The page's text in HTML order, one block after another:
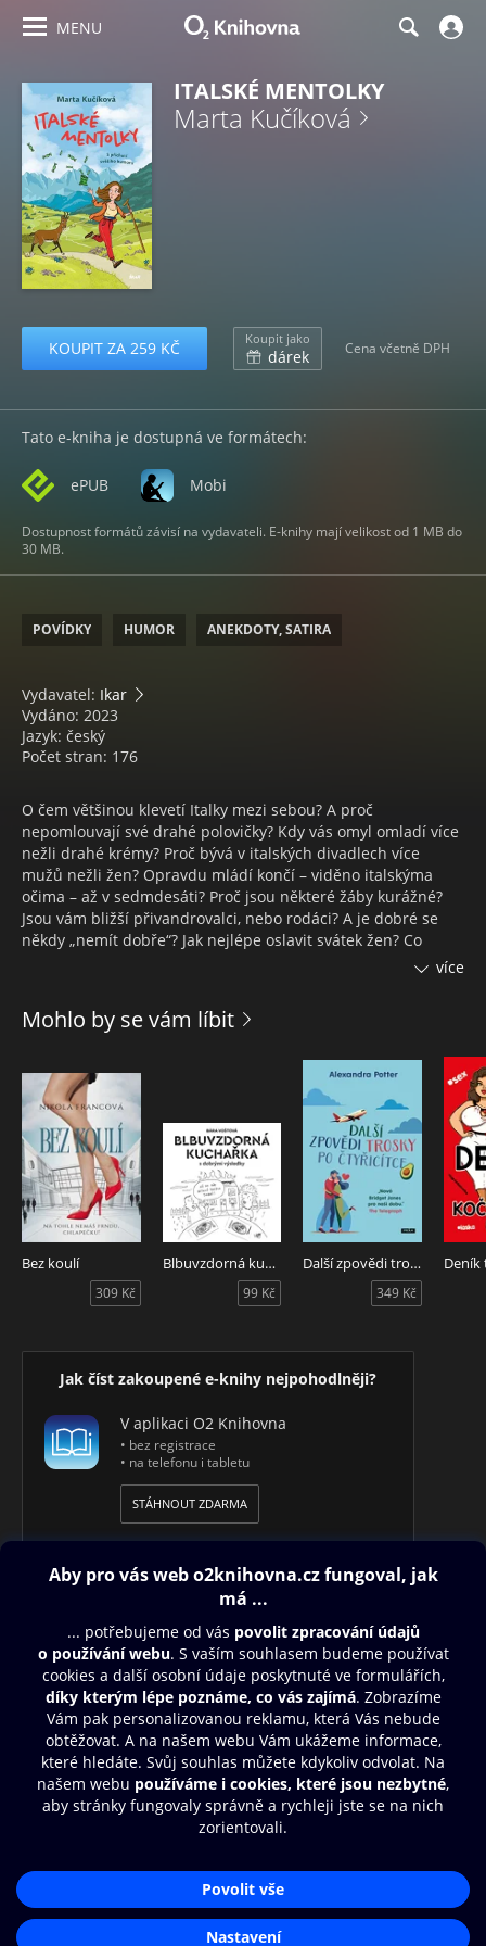
MENU
ITALSKÉ MENTOLKY
Marta Kučíková
KOUPIT ZA 259 KČ Koupit jako
dárek Cena včetně DPH
Tato e-kniha je dostupná ve formátech:
ePUB Mobi
Dostupnost formátů závisí na vydavateli. E-knihy mají velikost od 1 MB do
30 MB.
POVÍDKY HUMOR ANEKDOTY, SATIRA
Vydavatel: Ikar
Vydáno: 2023
Jazyk: český
Počet stran: 176
O čem většinou klevetí Italky mezi sebou? A proč
nepomlouvají své drahé polovičky? Kdy vás omyl omladí více
nežli drahé krémy? Proč bývá v italských divadlech více
mužů nežli žen? Opravdu mládí končí – viděno italskýma
očima – až v sedmdesáti? Proč jsou některé žáby kurážné?
Jsou vám bližší přivandrovalci, nebo rodáci? A je dobré se
někdy „nemít dobře“? Jak nejlépe oslavit svátek žen? Co
pomáhá na občasný maglajz v našich hlavách? Proč nám
lékořici – a léčí lékořicí i lásku? A jaké je tajemství půvabu
příhodách z italského podhůří a jako bonus vám dá autorka
nahlédnout i pod pokličku svých vyhlášených receptů –
včetně několika tipů na zaručené půlnoční vyprošťováky.
více
Mohlo by se vám líbit
Bez koulí
309 Kč
Blbuvzdorná kuchařka
99 Kč
Další zpovědi trosky po čtyřicítce
349 Kč
Jak číst zakoupené e-knihy nejpohodlněji?
V aplikaci O2 Knihovna
• bez registrace
• na telefonu i tabletu
STÁHNOUT ZDARMA
Obsah ke stažení
Moje O2 Knihovna
Další zábava
© O2 Czech Republic a.s.
Zásady zpracování osobních údajůAplikace O2 Knihovna
Čti a poslouchej své e-knihy a